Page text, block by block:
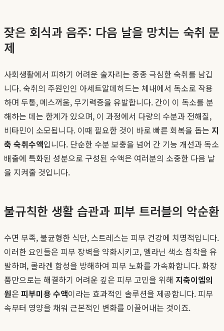
잦은 회식과 음주: 다음 날을 망치는 숙취 문
제
사회생활에서 피하기 어려운 술자리는 종종 극심한 숙취를 남깁
니다. 숙취의 주원인인 아세트알데히드는 체내에서 독소로 작용
하며 두통, 메스꺼움, 무기력증을 유발합니다. 간이 이 독소를 분
해하는 데는 한계가 있으며, 이 과정에서 다량의 수분과 전해질,
비타민이 소모됩니다. 이때 필요한 것이 바로 빠른 회복을 돕는 지
축 숙취수액입니다. 단순한 수분 보충을 넘어 간 기능 개선과 독소
배출에 특화된 성분으로 구성된 수액은 여러분의 소중한 다음 날
을 지켜줄 것입니다.
불규칙한 생활 습관과 피부 트러블의 악순환
수면 부족, 불균형한 식단, 스트레스는 피부 건강에 치명적입니다.
이러한 요인들은 피부 장벽을 약화시키고, 멜라닌 색소 침착을 유
발하며, 콜라겐 합성을 방해하여 피부 노화를 가속화합니다. 화장
품만으로는 해결하기 어려운 깊은 피부 고민을 위해 지축이엠의
원은 피부미용 수액이라는 효과적인 솔루션을 제공합니다. 피부
속부터 영양을 채워 근본적인 변화를 이끌어내는 것이죠.